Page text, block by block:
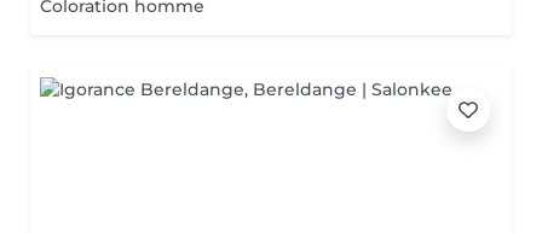
Coloration homme